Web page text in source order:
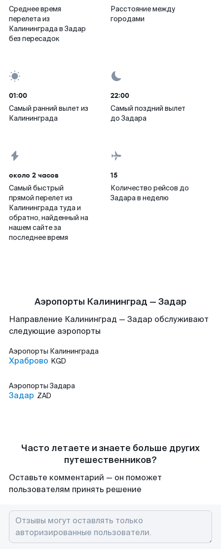
Среднее время
перелета из
Калининграда в Задар
без пересадок
Расстояние между
городами
01:00
Самый ранний вылет из
Калининграда
22:00
Самый поздний вылет
до Задара
около 2 часов
Самый быстрый
прямой перелет из
Калининграда туда и
обратно, найденный на
нашем сайте за
последнее время
15
Количество рейсов до
Задара в неделю
Аэропорты Калининград — Задар
Направление Калининград — Задар обслуживают
следующие аэропорты
Аэропорты Калининграда
Храброво KGD
Аэропорты Задара
Задар ZAD
Часто летаете и знаете больше других
путешественников?
Оставьте комментарий — он поможет
пользователям принять решение